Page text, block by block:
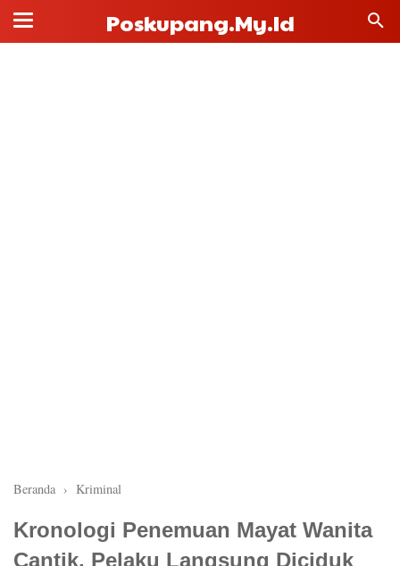
Poskupang.my.id
Beranda › Kriminal
Kronologi Penemuan Mayat Wanita
Cantik, Pelaku Langsung Diciduk